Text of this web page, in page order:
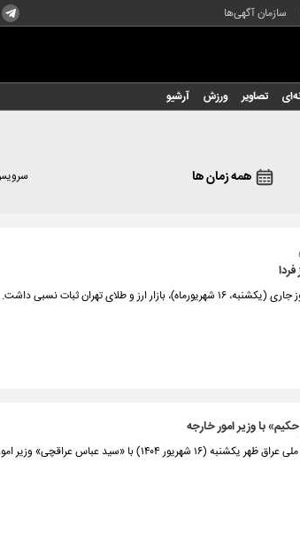
سازمان آگهی‌ها
تصاویر ورزش آرشیو
همه زمان ها
و طلای تهران ثبات نسبی داشت.
با وزیر امور خارجه
«سید عمار حکیم»رهبر جریان حکمت ملی عراق ظهر یکشنبه (۱۶ شهریور